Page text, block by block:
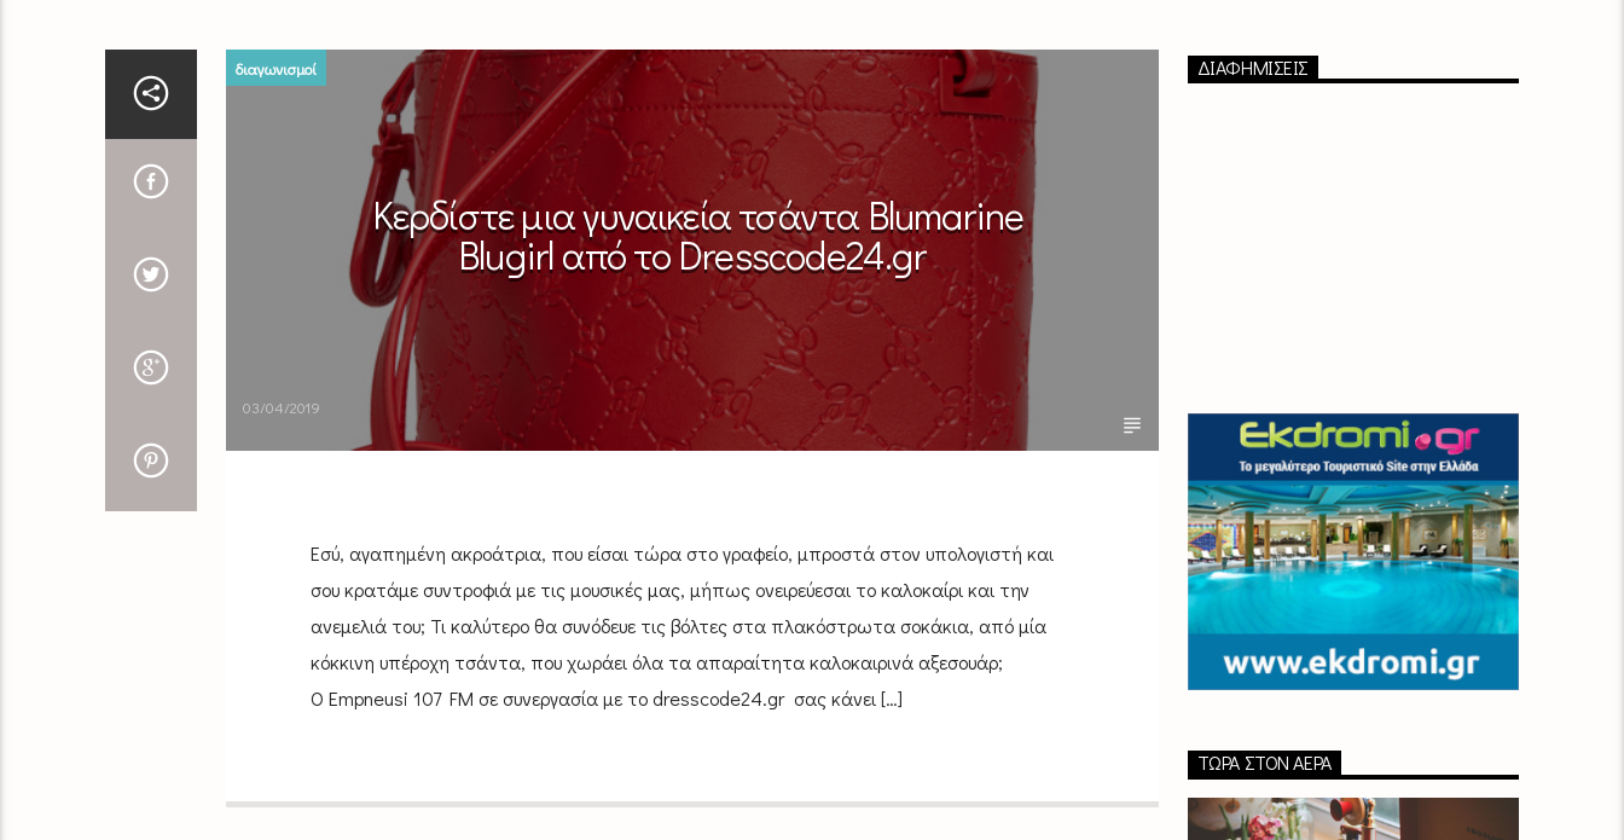
διαγωνισμοί
Κερδίστε μια γυναικεία τσάντα Blumarine
Blugirl από το Dresscode24.gr
03/04/2019
Εσύ, αγαπημένη ακροάτρια, που είσαι τώρα στο γραφείο, μπροστά στον υπολογιστή και
σου κρατάμε συντροφιά με τις μουσικές μας, μήπως ονειρεύεσαι το καλοκαίρι και την
ανεμελιά του; Τι καλύτερο θα συνόδευε τις βόλτες στα πλακόστρωτα σοκάκια, από μία
κόκκινη υπέροχη τσάντα, που χωράει όλα τα απαραίτητα καλοκαιρινά αξεσουάρ;
Ο Empneusi 107 FM σε συνεργασία με το dresscode24.gr σας κάνει […]
ΔΙΑΦΗΜΙΣΕΙΣ
ΤΏΡΑ ΣΤΟΝ ΑΈΡΑ